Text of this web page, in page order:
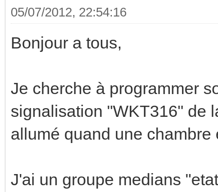
05/07/2012, 22:54:16
Bonjour a tous,
Je cherche à programmer
signalisation "WKT316" de
allumé quand une chambre
J'ai un groupe medians